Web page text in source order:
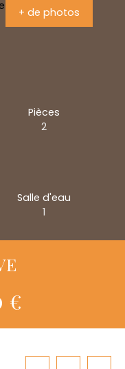
+ de photos
Pièces
2
Salle d'eau
1
€